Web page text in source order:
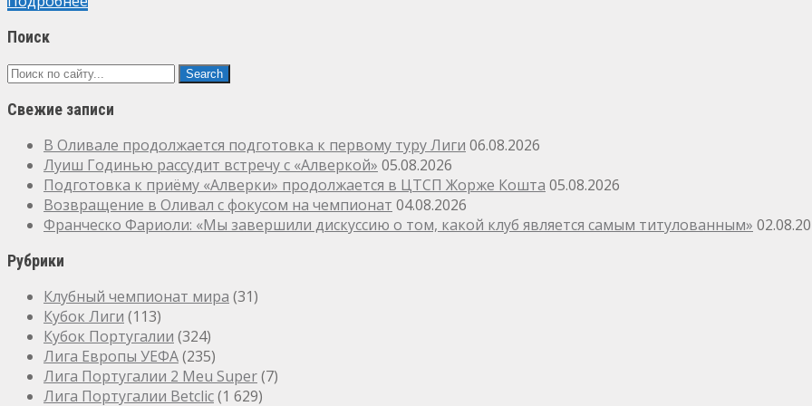
Поиск
Свежие записи
В Оливале продолжается подготовка к первому туру Лиги 06.08.2026
Луиш Годинью рассудит встречу с «Алверкой» 05.08.2026
Подготовка к приёму «Алверки» продолжается в ЦТСП Жорже Кошта 05.08.2026
Возвращение в Оливал с фокусом на чемпионат 04.08.2026
Франческо Фариоли: «Мы завершили дискуссию о том, какой клуб является самым титулованным»
Рубрики
Клубный чемпионат мира (31)
Кубок Лиги (113)
Кубок Португалии (324)
Лига Европы УЕФА(235)
Лига Португалии 2 Meu Super(7)
Лига Португалии Betclic(1 629)